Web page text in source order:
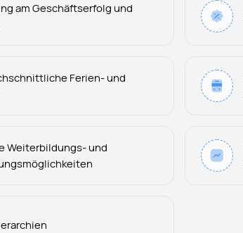
am Geschäftserfolg und
Ferien- und
Weiterbildungs- und